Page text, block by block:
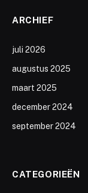
ARCHIEF
juli 2026
augustus 2025
maart 2025
december 2024
september 2024
CATEGORIEËN